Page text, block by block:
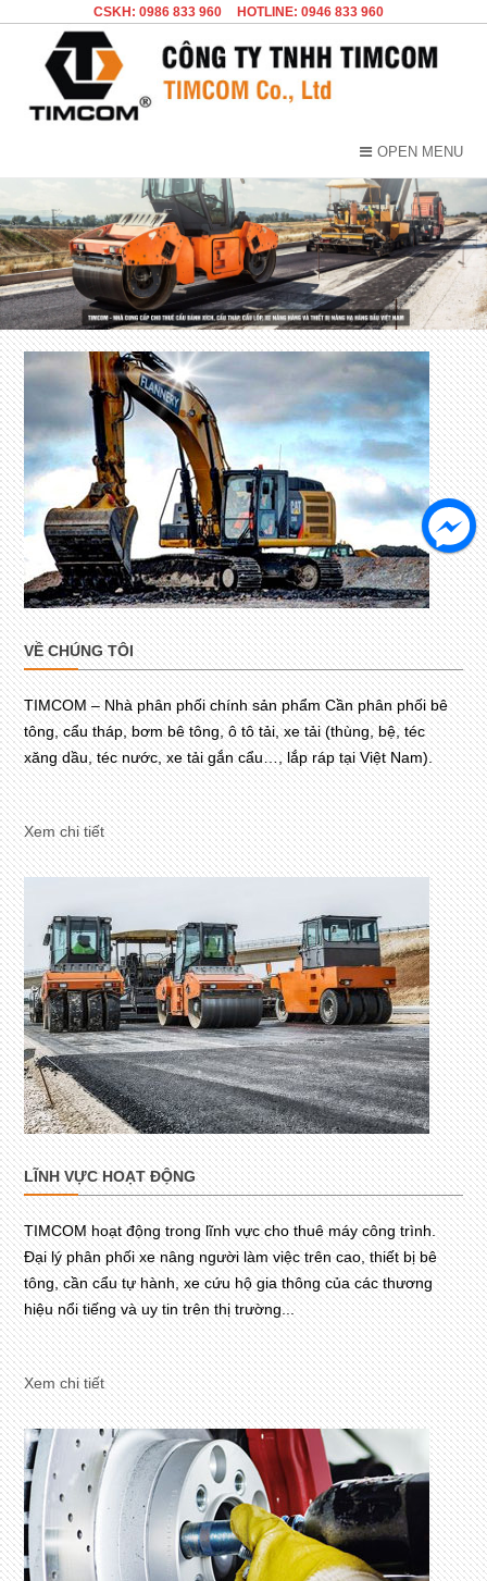
CSKH: 0986 833 960 HOTLINE: 0946 833 960
OPEN MENU
VỀ CHÚNG TÔI
TIMCOM – Nhà phân phối chính sản phẩm Cần phân phối bê
tông, cẩu tháp, bơm bê tông, ô tô tải, xe tải (thùng, bệ, téc
xăng dầu, téc nước, xe tải gắn cẩu…, lắp ráp tại Việt Nam).
Xem chi tiết
LĨNH VỰC HOẠT ĐỘNG
TIMCOM hoạt động trong lĩnh vực cho thuê máy công trình.
Đại lý phân phối xe nâng người làm việc trên cao, thiết bị bê
tông, cần cẩu tự hành, xe cứu hộ gia thông của các thương
hiệu nổi tiếng và uy tin trên thị trường...
Xem chi tiết